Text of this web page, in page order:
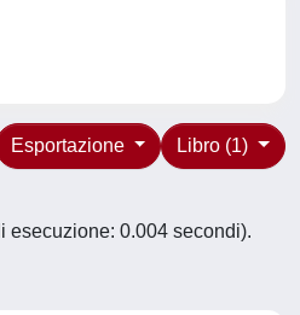
Libro (1)
Esportazione
esecuzione: 0.004 secondi).